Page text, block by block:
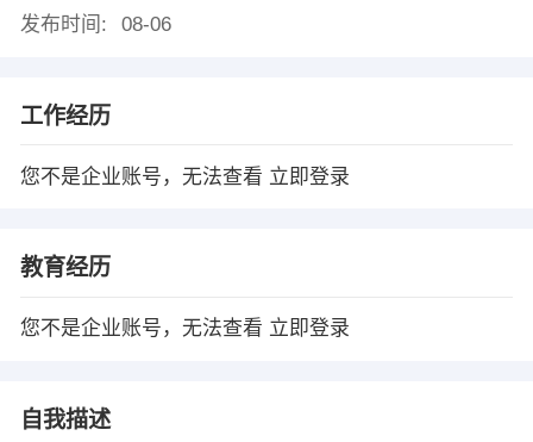
发布时间:
08-06
工作经历
您不是企业账号，无法查看 立即登录
教育经历
您不是企业账号，无法查看 立即登录
自我描述